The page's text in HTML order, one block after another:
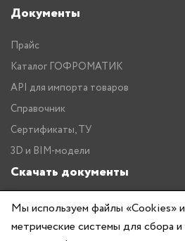
Документы
Прайс
Каталог ГОФРОМАТИК
API для импорта товаров
Справочник
Сертификаты, ТУ
3D и BIM-модели
Скачать документы
Прайс
Каталог ГОФРОМАТИК
Мы используем файлы «Cookies» и
метрические системы для сбора и